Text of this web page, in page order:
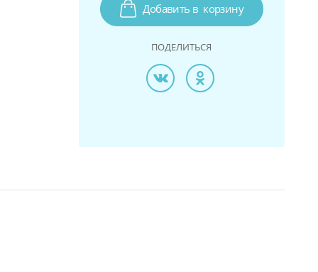
Добавить в корзину
ПОДЕЛИТЬСЯ